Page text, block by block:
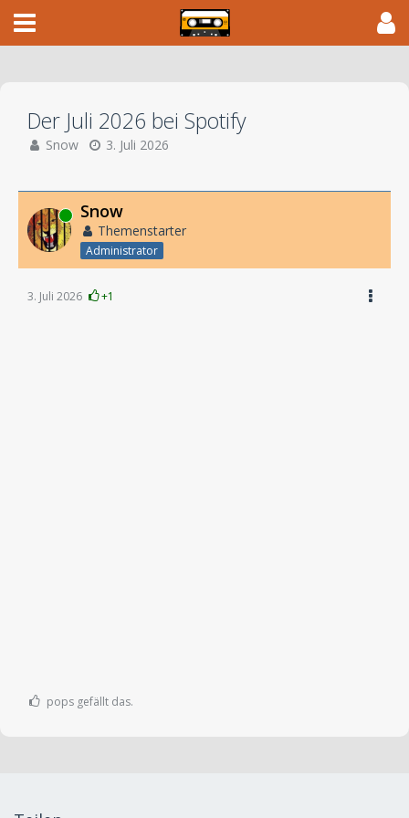
Der Juli 2026 bei Spotify
Snow 3. Juli 2026
Online Snow
Themenstarter
Administrator
3. Juli 2026 +1
pops gefällt das.